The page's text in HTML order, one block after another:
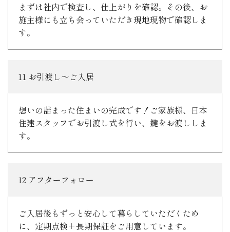
まずは社内で検査し、仕上がりを確認。その後、お
施主様にも立ち会っていただき現地現物で確認しま
す。
11 お引渡し～ご入居
想いの詰まった住まいの完成です！ご家族様、日本
住建スタッフでお引渡し式を行い、鍵をお渡ししま
す。
12 アフターフォロー
ご入居後もずっと安心して暮らしていただくため
に、定期点検＋長期保証をご用意しています。